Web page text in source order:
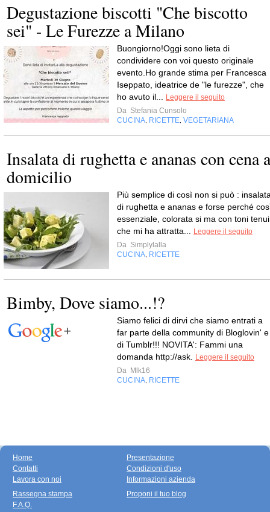
Degustazione biscotti "Che biscotto
sei" - Le Furezze a Milano
Buongiorno!Oggi sono lieta di
condividere con voi questo originale
evento.Ho grande stima per Francesca
Iseppato, ideatrice de "le furezze", che
ho avuto il...
Leggere il seguito
Da Stefania Cunsolo
CUCINA RICETTE VEGETARIANA
Insalata di rughetta e ananas con cena a
domicilio
Più semplice di così non si può :
di rughetta e ananas e forse perché
essenziale, colorata si ma con toni tenui
che mi ha attratta...
Leggere il seguito
Da Simplylalla
CUCINA RICETTE
Bimby, Dove siamo...!?
Siamo felici di dirvi che siamo entrati a
far parte della community di Bloglovin' e
di Tumblr!!! NOVITA': Fammi una
domanda http://ask.
Leggere il seguito
Da Mlk16
CUCINA RICETTE
Home
Contatti
Lavora con noi
Presentazione
Condizioni d'uso
Informazioni azienda
Rassegna stampa
F.A.Q.
Proponi il tuo blog